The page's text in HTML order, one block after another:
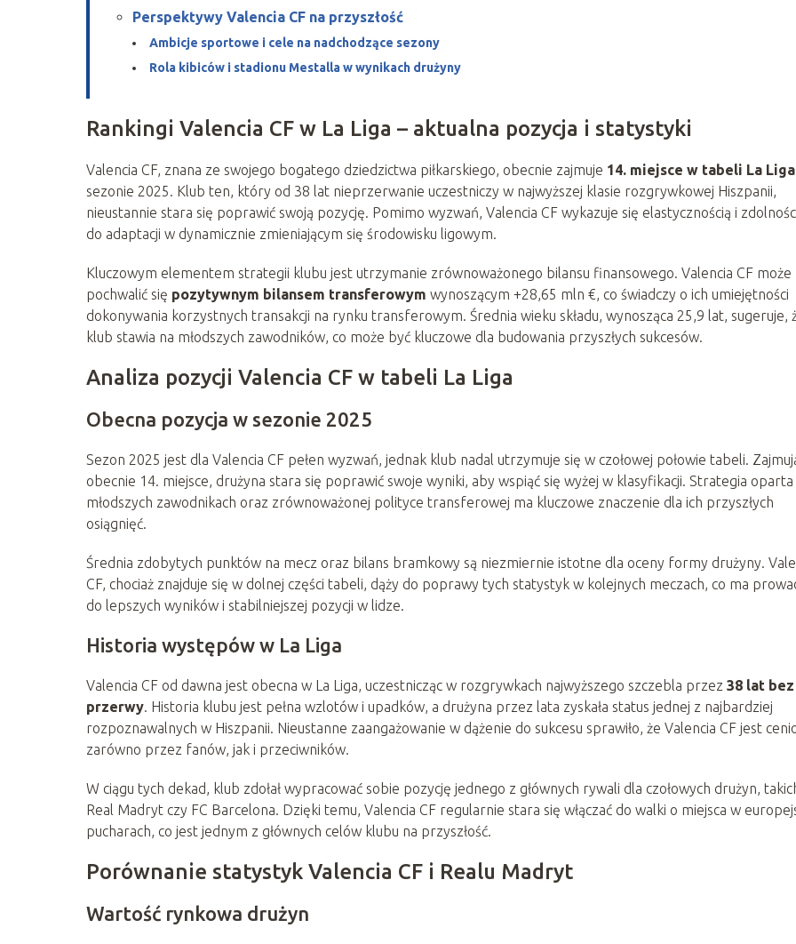
Perspektywy Valencia CF na przyszłość
Ambicje sportowe i cele na nadchodzące sezony
Rola kibiców i stadionu Mestalla w wynikach drużyny
Rankingi Valencia CF w La Liga – aktualna pozycja i statystyki
Valencia CF, znana ze swojego bogatego dziedzictwa piłkarskiego, obecnie zajmuje 14. miejsce w tabeli La Liga
sezonie 2025. Klub ten, który od 38 lat nieprzerwanie uczestniczy w najwyższej klasie rozgrywkowej Hiszpanii,
nieustannie stara się poprawić swoją pozycję. Pomimo wyzwań, Valencia CF wykazuje się elastycznością i
do adaptacji w dynamicznie zmieniającym się środowisku ligowym.
Kluczowym elementem strategii klubu jest utrzymanie zrównoważonego bilansu finansowego. Valencia CF może
pochwalić się pozytywnym bilansem transferowym wynoszącym +28,65 mln €, co świadczy o ich umiejętności
dokonywania korzystnych transakcji na rynku transferowym. Średnia wieku składu, wynosząca 25,9 lat, sugeruje,
klub stawia na młodszych zawodników, co może być kluczowe dla budowania przyszłych sukcesów.
Analiza pozycji Valencia CF w tabeli La Liga
Obecna pozycja w sezonie 2025
Sezon 2025 jest dla Valencia CF pełen wyzwań, jednak klub nadal utrzymuje się w czołowej połowie tabeli.
obecnie 14. miejsce, drużyna stara się poprawić swoje wyniki, aby wspiąć się wyżej w klasyfikacji. Strategia oparta
młodszych zawodnikach oraz zrównoważonej polityce transferowej ma kluczowe znaczenie dla ich przyszłych
osiągnięć.
Średnia zdobytych punktów na mecz oraz bilans bramkowy są niezmiernie istotne dla oceny formy drużyny.
CF, chociaż znajduje się w dolnej części tabeli, dąży do poprawy tych statystyk w kolejnych meczach, co ma
do lepszych wyników i stabilniejszej pozycji w lidze.
Historia występów w La Liga
Valencia CF od dawna jest obecna w La Liga, uczestnicząc w rozgrywkach najwyższego szczebla przez 38 lat bez
przerwy. Historia klubu jest pełna wzlotów i upadków, a drużyna przez lata zyskała status jednej z najbardziej
rozpoznawalnych w Hiszpanii. Nieustanne zaangażowanie w dążenie do sukcesu sprawiło, że Valencia CF jest
zarówno przez fanów, jak i przeciwników.
W ciągu tych dekad, klub zdołał wypracować sobie pozycję jednego z głównych rywali dla czołowych drużyn,
Real Madryt czy FC Barcelona. Dzięki temu, Valencia CF regularnie stara się włączać do walki o miejsca w
pucharach, co jest jednym z głównych celów klubu na przyszłość.
Porównanie statystyk Valencia CF i Realu Madryt
Wartość rynkowa drużyn